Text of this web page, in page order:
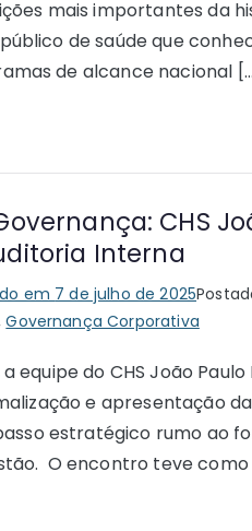
mais importantes da
de saúde que
de alcance nacional
CHS
Interna
em 7 de julho de 2025
Governança Corporativa
equipe do CHS João
e apresentação
estratégico rumo ao
O encontro teve